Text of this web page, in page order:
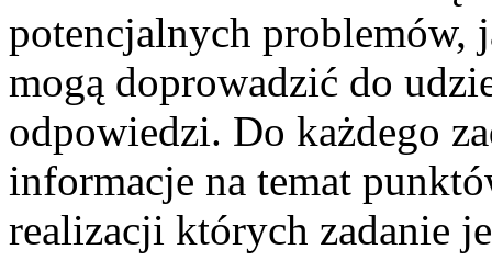
potencjalnych problemów,
mogą doprowadzić do
odpowiedzi. Do każdego
informacje na temat
realizacji których zadanie